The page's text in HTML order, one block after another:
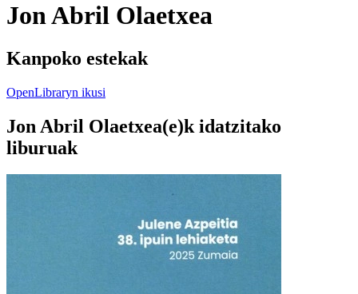
Jon Abril Olaetxea
Kanpoko estekak
OpenLibraryn ikusi
Jon Abril Olaetxea(e)k idatzitako
liburuak